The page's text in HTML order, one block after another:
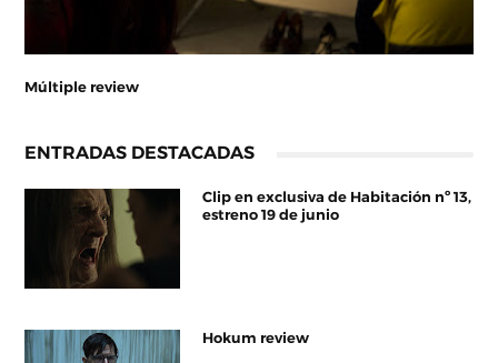
Múltiple review
ENTRADAS DESTACADAS
Clip en exclusiva de Habitación nº 13,
estreno 19 de junio
Hokum review